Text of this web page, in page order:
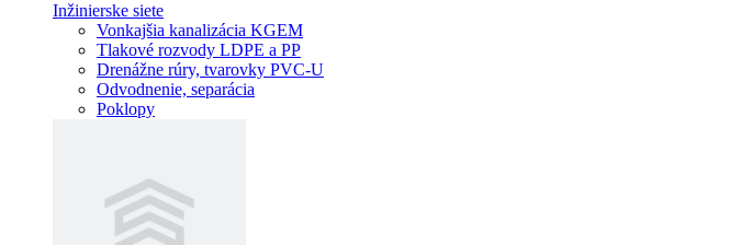
Inžinierske siete
Vonkajšia kanalizácia KGEM
Tlakové rozvody LDPE a PP
Drenážne rúry, tvarovky PVC-U
Odvodnenie, separácia
Poklopy